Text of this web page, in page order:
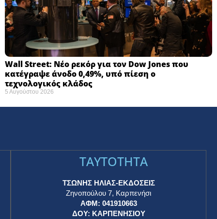
Wall Street: Νέο ρεκόρ για τον Dow Jones που
κατέγραψε άνοδο 0,49%, υπό πίεση ο
τεχνολογικός κλάδος
5 Αυγούστου 2026
TAYTOTHTA
ΤΣΩΝΗΣ ΗΛΙΑΣ-ΕΚΔΟΣΕΙΣ
Ζηνοπούλου 7, Καρπενήσι
ΑΦΜ: 041910663
ΔΟΥ: ΚΑΡΠΕΝΗΣΙΟΥ